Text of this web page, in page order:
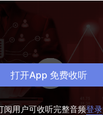
阅用户可收听完整音频登录
打开App 免费收听